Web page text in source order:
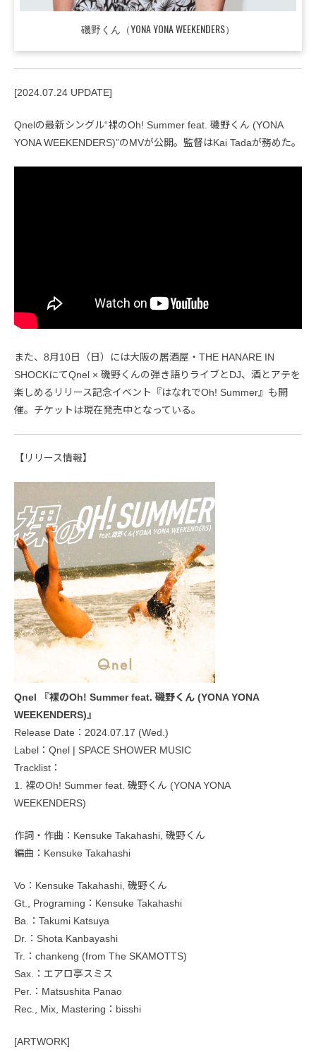
磯野くん（YONA YONA WEEKENDERS）
[2024.07.24 UPDATE]
Qnelの最新シングル“裸のOh! Summer feat. 磯野くん (YONA
YONA WEEKENDERS)”のMVが公開。監督はKai Tadaが務めた。
また、8月10日（日）には大阪の居酒屋・THE HANARE IN
SHOCKにてQnel × 磯野くんの弾き語りライブとDJ、酒とアテを
楽しめるリリース記念イベント『はなれでOh! Summer』も開
催。チケットは現在発売中となっている。
【リリース情報】
Qnel 『裸のOh! Summer feat. 磯野くん (YONA YONA
WEEKENDERS)』
Release Date：2024.07.17 (Wed.)
Label：Qnel | SPACE SHOWER MUSIC
Tracklist：
1. 裸のOh! Summer feat. 磯野くん (YONA YONA
WEEKENDERS)
作詞・作曲：Kensuke Takahashi, 磯野くん
編曲：Kensuke Takahashi
Vo：Kensuke Takahashi, 磯野くん
Gt., Programing：Kensuke Takahashi
Ba.：Takumi Katsuya
Dr.：Shota Kanbayashi
Tr.：chankeng (from The SKAMOTTS)
Sax.：エアロ亭スミス
Per.：Matsushita Panao
Rec., Mix, Mastering：bisshi
[ARTWORK]